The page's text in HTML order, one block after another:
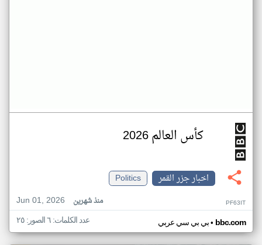
كأس العالم 2026
اخبار جزر القمر
Politics
Jun 01, 2026
منذ شهرين PF63IT
بي بي سي عربي• bbc.com عدد الكلمات: ٦ الصور: ٢٥